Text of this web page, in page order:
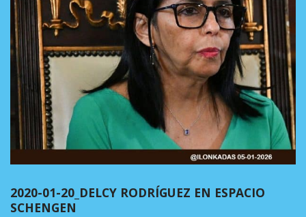
2020-01-20_DELCY RODRÍGUEZ EN ESPACIO
SCHENGEN